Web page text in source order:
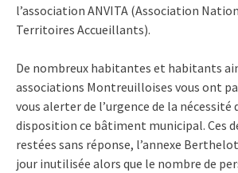
l’association ANVITA (Association
Territoires Accueillants).
De nombreux habitantes et habitants
associations Montreuilloises vous ont
vous alerter de l’urgence de la nécessité
disposition ce bâtiment municipal. Ces
restées sans réponse, l’annexe
jour inutilisée alors que le nombre de